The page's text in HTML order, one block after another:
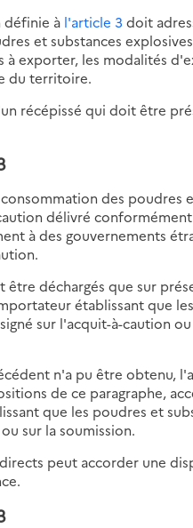
à l'article 3 doit
et substances
exporter, les modalités
du territoire.
récépissé qui doit être
des poudres
délivré
à des gouvernements
être déchargés que sur
établissant que
sur l'acquit-à-caution
n'a pu être obtenu,
de ce paragraphe,
que les poudres et
sur la soumission.
peut accorder une